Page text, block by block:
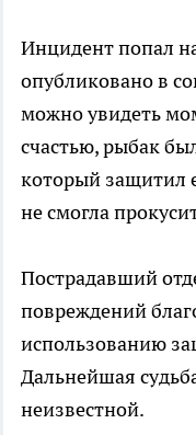
Инцидент попал
опубликовано в
можно увидеть
счастью, рыбак
который защитил
не смогла
Пострадавший
повреждений
использованию
Дальнейшая
неизвестной.